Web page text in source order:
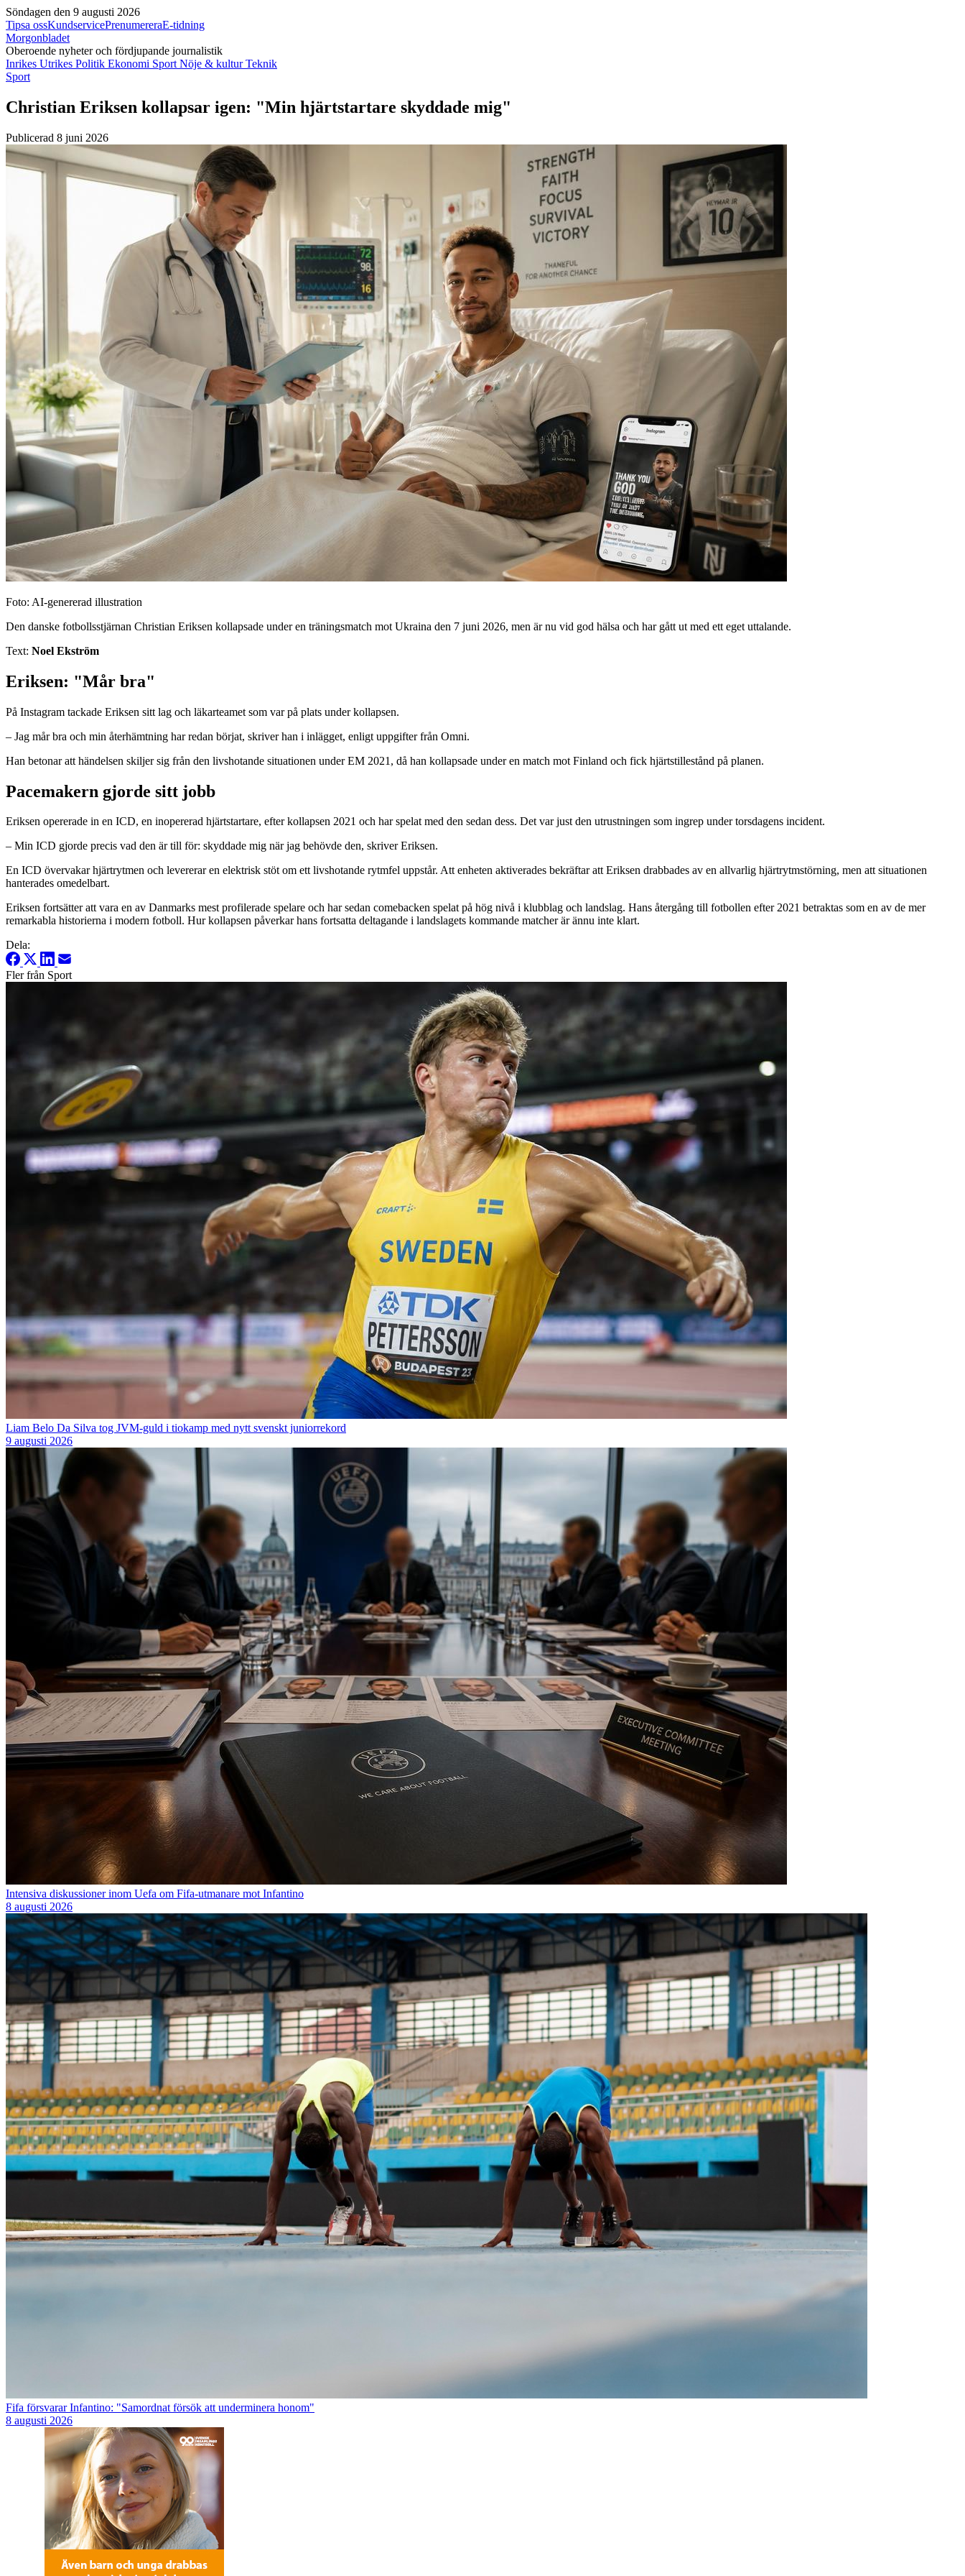
Söndagen den 9 augusti 2026
Tipsa ossKundservicePrenumereraE-tidning
Morgonbladet
Oberoende nyheter och fördjupande journalistik
Inrikes Utrikes Politik Ekonomi Sport Nöje & kulturTeknik
Sport
Christian Eriksen kollapsar igen: "Min hjärtstartare skyddade mig"
Publicerad 8 juni 2026
Foto: AI-genererad illustration
Den danske fotbollsstjärnan Christian Eriksen kollapsade under en träningsmatch mot Ukraina den 7 juni 2026, men är nu vid god hälsa och har gått ut med ett eget uttalande.
Text: Noel Ekström
Eriksen: "Mår bra"
På Instagram tackade Eriksen sitt lag och läkarteamet som var på plats under kollapsen.
– Jag mår bra och min återhämtning har redan börjat, skriver han i inlägget, enligt uppgifter från Omni.
Han betonar att händelsen skiljer sig från den livshotande situationen under EM 2021, då han kollapsade under en match mot Finland och fick hjärtstillestånd på planen.
Pacemakern gjorde sitt jobb
Eriksen opererade in en ICD, en inopererad hjärtstartare, efter kollapsen 2021 och har spelat med den sedan dess. Det var just den utrustningen som ingrep under torsdagens incident.
– Min ICD gjorde precis vad den är till för: skyddade mig när jag behövde den, skriver Eriksen.
En ICD övervakar hjärtrytmen och levererar en elektrisk stöt om ett livshotande rytmfel uppstår. Att enheten aktiverades bekräftar att Eriksen drabbades av en allvarlig hjärtrytmstörning, men att situationen
hanterades omedelbart.
Eriksen fortsätter att vara en av Danmarks mest profilerade spelare och har sedan comebacken spelat på hög nivå i klubblag och landslag. Hans återgång till fotbollen efter 2021 betraktas som en av de mer
remarkabla historierna i modern fotboll. Hur kollapsen påverkar hans fortsatta deltagande i landslagets kommande matcher är ännu inte klart.
Dela:
Fler från Sport
Liam Belo Da Silva tog JVM-guld i tiokamp med nytt svenskt juniorrekord
9 augusti 2026
Intensiva diskussioner inom Uefa om Fifa-utmanare mot Infantino
8 augusti 2026
Fifa försvarar Infantino: "Samordnat försök att underminera honom"
8 augusti 2026